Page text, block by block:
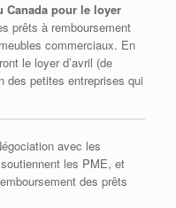
Canada pour le loyer
prêts à remboursement
commerciaux. En
le loyer d’avril (de
des petites entreprises qui
avec les
les PME, et
des prêts